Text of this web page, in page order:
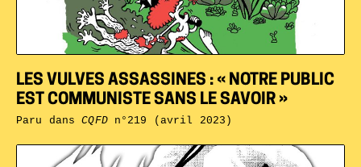
LES VULVES ASSASSINES : « NOTRE PUBLIC
EST COMMUNISTE SANS LE SAVOIR »
Paru dansCQFDn°219 (avril 2023)